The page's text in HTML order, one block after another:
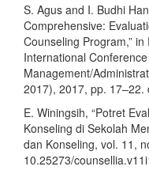
S. Agus and I. Budhi
Comprehensive:
Counseling Program,”
International
Management/
2017), 2017, pp.
E. Winingsih, “Potret
Konseling di Sekolah
dan Konseling, vol. 11,
10.25273/